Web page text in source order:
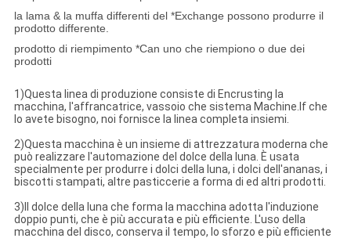
la lama & la muffa differenti del *Exchange possono produrre il
prodotto differente.
prodotto di riempimento *Can uno che riempiono o due dei
prodotti
1)Questa linea di produzione consiste di Encrusting la
macchina, l'affrancatrice, vassoio che sistema Machine.If che
lo avete bisogno, noi fornisce la linea completa insiemi.
2)Questa macchina è un insieme di attrezzatura moderna che
può realizzare l'automazione del dolce della luna. È usata
specialmente per produrre i dolci della luna, i dolci dell'ananas, i
biscotti stampati, altre pasticcerie a forma di ed altri prodotti.
3)Il dolce della luna che forma la macchina adotta l'induzione
doppio punti, che è più accurata e più efficiente. L'uso della
macchina del disco, conserva il tempo, lo sforzo e più efficiente